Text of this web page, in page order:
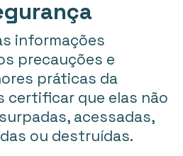
informações
precauções e
práticas da
certificar que elas não
acessadas,
ou destruídas.